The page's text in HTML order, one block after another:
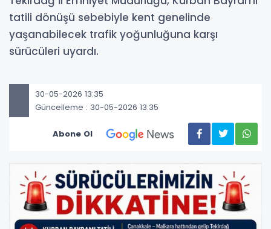
tatili dönüşü sebebiyle kent genelinde
yaşanabilecek trafik yoğunluğuna karşı
sürücüleri uyardı.
30-05-2026 13:35
Güncelleme : 30-05-2026 13:35
Abone Ol